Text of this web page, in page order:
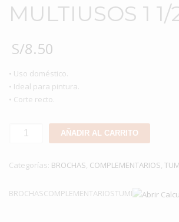
MULTIUSOS 1 1/
S/8.50
• Uso doméstico.
• Ideal para pintura.
• Corte recto.
BROCHA
1
cantidad
AÑADIR AL CARRITO
Categorías: BROCHAS, COMPLEMENTARIOS,
BROCHASCOMPLEMENTARIOSTUMI